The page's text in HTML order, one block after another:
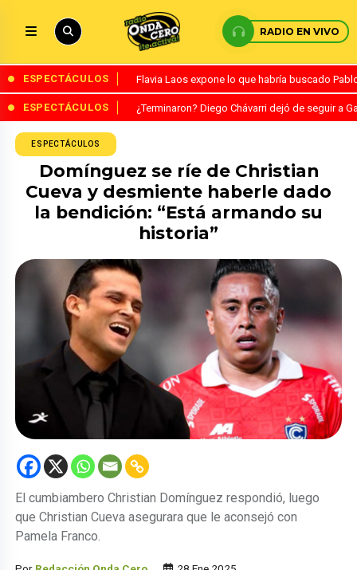
RADIO EN VIVO
ESPECTÁCULOS Flavia Laos expone lo que habría buscado
ESPECTÁCULOS ¿Terminaron? Diego Chávarri dejó de seguir a
ESPECTÁCULOS
Domínguez se ríe de Christian
Cueva y desmiente haberle dado
la bendición: “Está armando su
historia”
El cumbiambero Christian Domínguez respondió, luego
que Christian Cueva asegurara que le aconsejó con
Pamela Franco.